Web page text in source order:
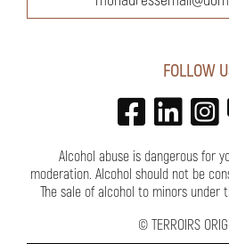
FOLLOW
Alcohol abuse is dangerous for
moderation. Alcohol should not be
The sale of alcohol to minors under
© TERROIRS